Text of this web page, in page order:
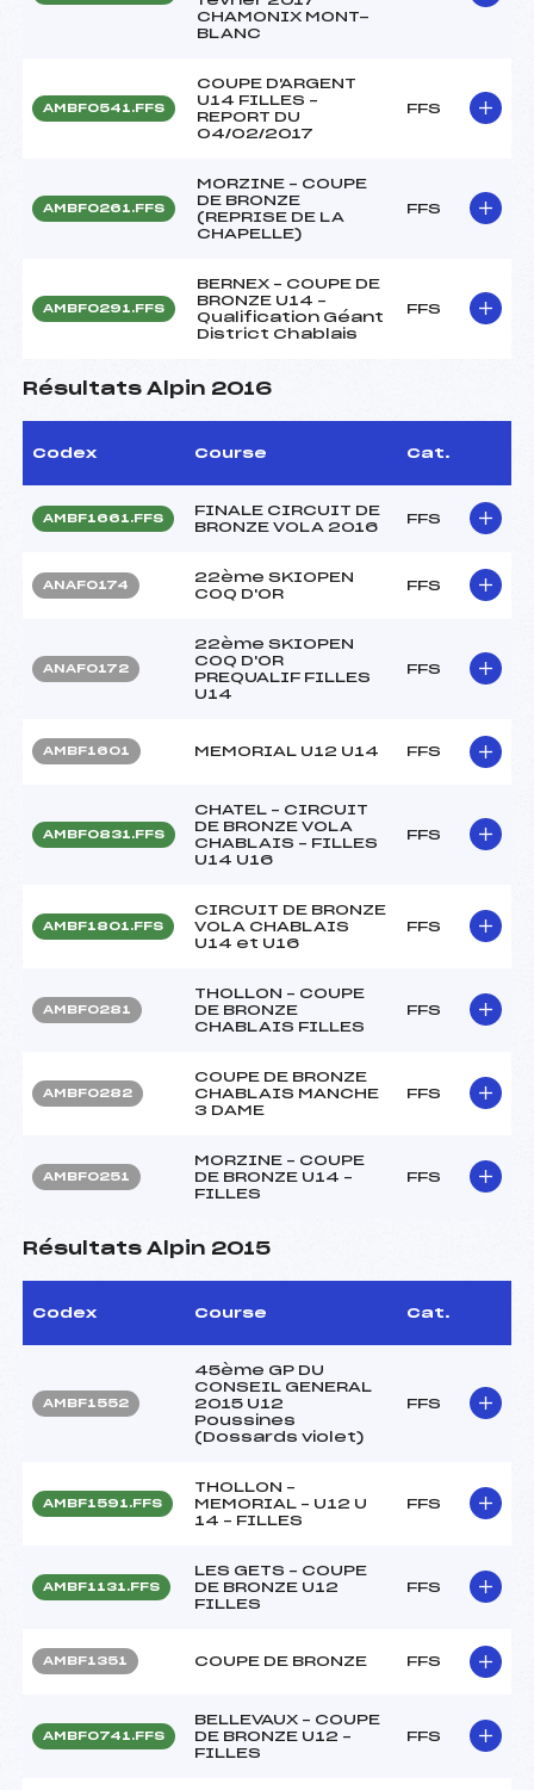
CHAMONIX MONT-
BLANC
AMBF0541.FFS
COUPE D'ARGENT
U14 FILLES –
REPORT DU
04/02/2017
FFS
AMBF0261.FFS
MORZINE – COUPE
DE BRONZE
(REPRISE DE LA
CHAPELLE)
FFS
AMBF0291.FFS
BERNEX – COUPE DE
BRONZE U14 –
Qualification Géant
District Chablais
FFS
Résultats Alpin 2016
Codex Course Cat.
AMBF1661.FFS
FINALE CIRCUIT DE
BRONZE VOLA 2016
FFS
ANAF0174
22ème SKIOPEN
COQ D'OR
FFS
ANAF0172
22ème SKIOPEN
COQ D'OR
PREQUALIF FILLES
U14
FFS
AMBF1601 MEMORIAL U12 U14 FFS
AMBF0831.FFS
CHATEL – CIRCUIT
DE BRONZE VOLA
CHABLAIS – FILLES
U14 U16
FFS
AMBF1801.FFS
CIRCUIT DE BRONZE
VOLA CHABLAIS
U14 et U16
FFS
AMBF0281
THOLLON – COUPE
DE BRONZE
CHABLAIS FILLES
FFS
AMBF0282
COUPE DE BRONZE
CHABLAIS MANCHE
3 DAME
FFS
AMBF0251
MORZINE – COUPE
DE BRONZE U14 –
FILLES
FFS
Résultats Alpin 2015
Codex Course Cat.
AMBF1552
45ème GP DU
CONSEIL GENERAL
2015 U12
Poussines
(Dossards violet)
FFS
AMBF1591.FFS
THOLLON –
MEMORIAL – U12 U
14 – FILLES
FFS
AMBF1131.FFS
LES GETS – COUPE
DE BRONZE U12
FILLES
FFS
AMBF1351 COUPE DE BRONZE FFS
AMBF0741.FFS
BELLEVAUX – COUPE
DE BRONZE U12 –
FILLES
FFS